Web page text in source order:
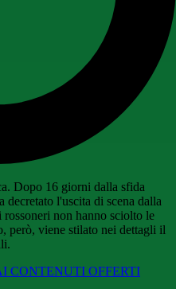
Dopo 16 giorni dalla sfida
decretato l'uscita di scena dalla
non hanno sciolto le
però, viene stilato nei dettagli il
CONTENUTI OFFERTI